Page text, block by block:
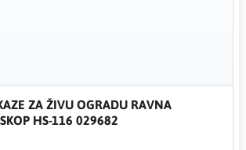
ZA ŽIVU OGRADU RAVNA
HS-116 029682